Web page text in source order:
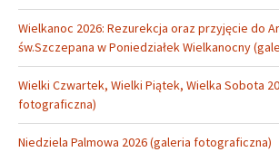
Wielkanoc 2026: Rezurekcja oraz przyjęcie do
św.Szczepana w Poniedziałek Wielkanocny
Wielki Czwartek, Wielki Piątek, Wielka Sobota
fotograficzna)
Niedziela Palmowa 2026 (galeria fotograficzna)